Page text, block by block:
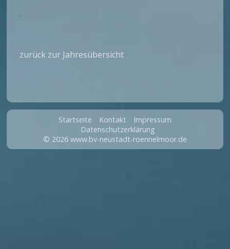
.
zurück zur Jahresübersicht
Startseite Kontakt
Impressum
Datenschutzerklärung
© 2026 www.bv-neustadt-roennelmoor.de